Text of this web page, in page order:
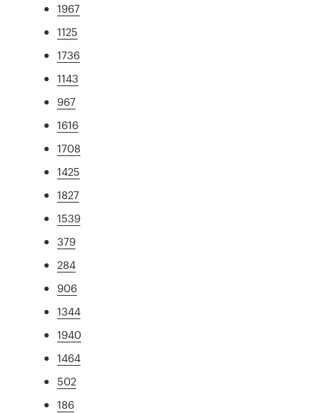
1967
1125
1736
1143
967
1616
1708
1425
1827
1539
379
284
906
1344
1940
1464
502
186